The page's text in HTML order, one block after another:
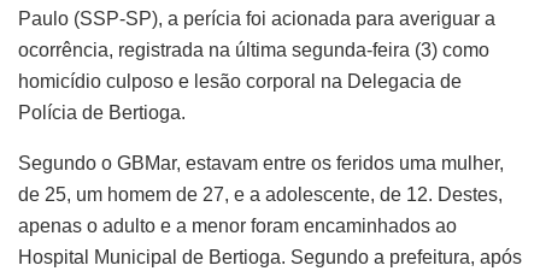
Paulo (SSP-SP), a perícia foi acionada para averiguar a
ocorrência, registrada na última segunda-feira (3) como
homicídio culposo e lesão corporal na Delegacia de
Polícia de Bertioga.
Segundo o GBMar, estavam entre os feridos uma mulher,
de 25, um homem de 27, e a adolescente, de 12. Destes,
apenas o adulto e a menor foram encaminhados ao
Hospital Municipal de Bertioga. Segundo a prefeitura, após